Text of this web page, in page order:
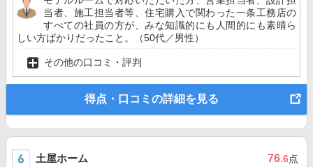
当者、施工担当者等、住宅購入で関わった一条工務店の
すべての社員の方が、みな知識的にも人間的にも素晴ら
しい方ばかりだったこと。（50代／男性）
その他の口コミ・評判
得点・口コミの詳細を見る
土屋ホーム 76.6点